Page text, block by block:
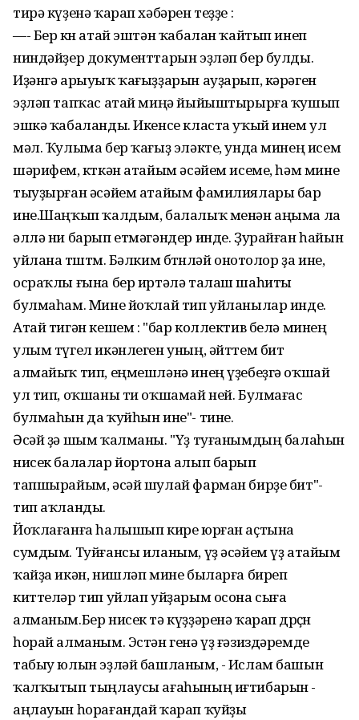
тирә күҙенә ҡарап хәбәрен теҙҙе :
—- Бер көн атай эштән ҡабалан ҡайтып инеп
ниндәйҙер документтарын эҙләп бер булды.
Иҙәнгә арыуыҡ ҡағыҙҙарын ауҙарып, кәрәген
эҙләп тапҡас атай миңә йыйыштырырға ҡушып
эшкә ҡабаланды. Икенсе класта уҡый инем ул
мәл. Ҡулыма бер ҡағыҙ эләкте, унда минең исем
шәрифем, көткән атайым әсәйем исеме, һәм мине
тыуҙырған әсәйем атайым фамилиялары бар
ине.Шаңҡып ҡалдым, балалыҡ менән аңыма ла
әллә ни барып етмәгәндер инде. Ҙурайған һайын
уйлана төштөм. Бәлким бөтөнләй онотолор ҙа ине,
осраҡлы ғына бер иртәлә талаш шаһиты
булмаһам. Мине йоҡлай тип уйланылар инде.
Атай тигән кешем : "бар коллектив белә минең
улым түгел икәнлеген уның, әйттем бит
алмайыҡ тип, еңмешләнә инең үҙебеҙгә оҡшай
ул тип, оҡшаны ти оҡшамай ней. Булмағас
булмаһын да ҡуйһын ине"- тине.
Әсәй ҙә шым ҡалманы. "Үҙ туғанымдың балаһын
нисек балалар йортона алып барып
тапшырайым, әсәй шулай фарман бирҙе бит"-
тип аҡланды.
Йоҡлағанға һалышып кире юрған аҫтына
сумдым. Туйғансы иланым, үҙ әсәйем үҙ атайым
ҡайҙа икән, нишләп мине быларға биреп
киттеләр тип уйлап уйҙарым осона сыға
алманым.Бер нисек тә күҙҙәренә ҡарап дөрөҫөн
һорай алманым. Эстән генә үҙ ғәзиздәремде
табыу юлын эҙләй башланым, - Ислам башын
ҡалҡытып тыңлаусы ағаһының иғтибарын -
аңлауын һорағандай ҡарап ҡуйҙы